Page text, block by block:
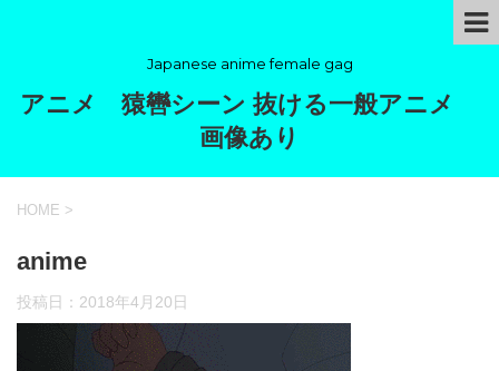
Japanese anime female gag
アニメ 猿轡シーン 抜ける一般アニメ
画像あり
HOME >
anime
投稿日： 2018年4月20日